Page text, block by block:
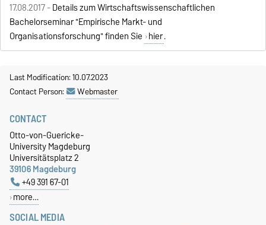
17.08.2017 -Details zum Wirtschaftswissenschaftlichen
Bachelorseminar "Empirische Markt- und
Organisationsforschung" finden Sie hier.
Last Modification: 10.07.2023
Contact Person:
Webmaster
SOCIAL MEDIA
CONTACT
Otto-von-Guericke-
University Magdeburg
Universitätsplatz 2
39106 Magdeburg
+49 391 67-01
more…